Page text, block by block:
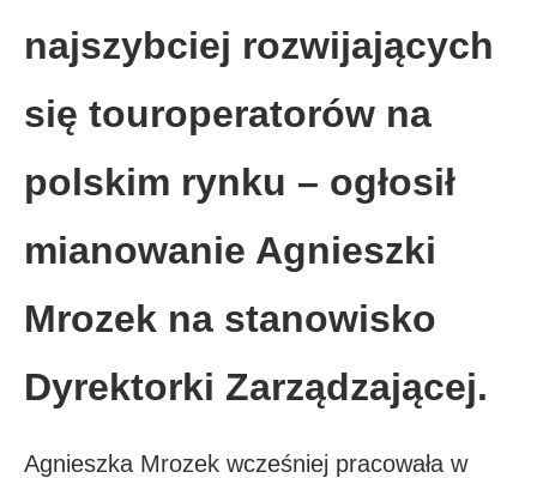
najszybciej rozwijających
się touroperatorów na
polskim rynku – ogłosił
mianowanie Agnieszki
Mrozek na stanowisko
Dyrektorki Zarządzającej.
Agnieszka Mrozek wcześniej pracowała w